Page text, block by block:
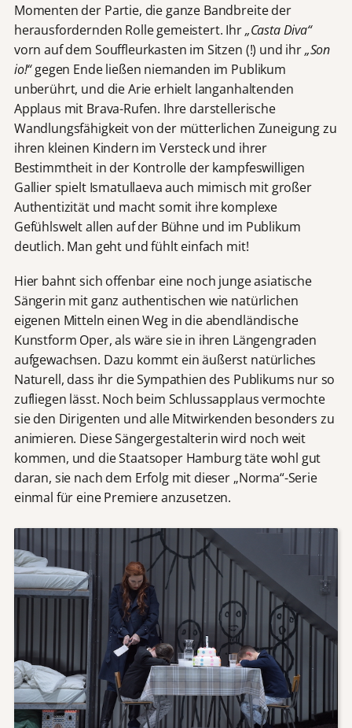
Momenten der Partie, die ganze Bandbreite der
herausfordernden Rolle gemeistert. Ihr„Casta Diva“
vorn auf dem Souffleurkasten im Sitzen (!) und ihr„Son
io!“gegen Ende ließen niemanden im Publikum
unberührt, und die Arie erhielt langanhaltenden
Applaus mit Brava-Rufen. Ihre darstellerische
Wandlungsfähigkeit von der mütterlichen Zuneigung zu
ihren kleinen Kindern im Versteck und ihrer
Bestimmtheit in der Kontrolle der kampfeswilligen
Gallier spielt Ismatullaeva auch mimisch mit großer
Authentizität und macht somit ihre komplexe
Gefühlswelt allen auf der Bühne und im Publikum
deutlich. Man geht und fühlt einfach mit!
Hier bahnt sich offenbar eine noch junge asiatische
Sängerin mit ganz authentischen wie natürlichen
eigenen Mitteln einen Weg in die abendländische
Kunstform Oper, als wäre sie in ihren Längengraden
aufgewachsen. Dazu kommt ein äußerst natürliches
Naturell, dass ihr die Sympathien des Publikums nur so
zufliegen lässt. Noch beim Schlussapplaus vermochte
sie den Dirigenten und alle Mitwirkenden besonders zu
animieren. Diese Sängergestalterin wird noch weit
kommen, und die Staatsoper Hamburg täte wohl gut
daran, sie nach dem Erfolg mit dieser „Norma“-Serie
einmal für eine Premiere anzusetzen.